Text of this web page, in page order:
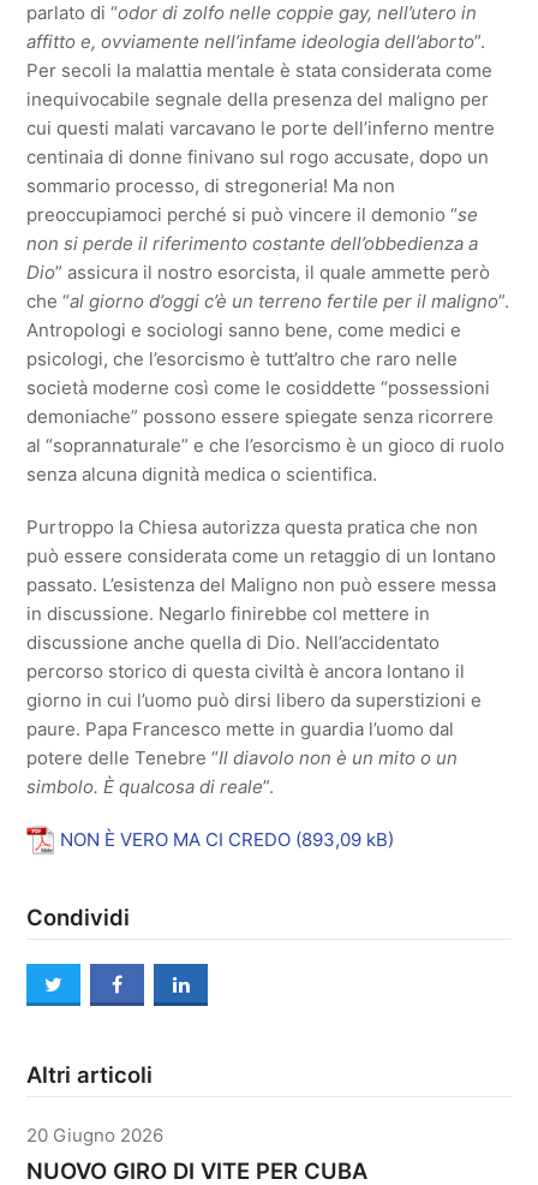
parlato di “odor di zolfo nelle coppie gay, nell’utero in
affitto e, ovviamente nell’infame ideologia dell’aborto”.
Per secoli la malattia mentale è stata considerata come
inequivocabile segnale della presenza del maligno per
cui questi malati varcavano le porte dell’inferno mentre
centinaia di donne finivano sul rogo accusate, dopo un
sommario processo, di stregoneria! Ma non
preoccupiamoci perché si può vincere il demonio “se
non si perde il riferimento costante dell’obbedienza a
Dio” assicura il nostro esorcista, il quale ammette però
che “al giorno d’oggi c’è un terreno fertile per il maligno”.
Antropologi e sociologi sanno bene, come medici e
psicologi, che l’esorcismo è tutt’altro che raro nelle
società moderne così come le cosiddette “possessioni
demoniache” possono essere spiegate senza ricorrere
al “soprannaturale” e che l’esorcismo è un gioco di ruolo
senza alcuna dignità medica o scientifica.
Purtroppo la Chiesa autorizza questa pratica che non
può essere considerata come un retaggio di un lontano
passato. L’esistenza del Maligno non può essere messa
in discussione. Negarlo finirebbe col mettere in
discussione anche quella di Dio. Nell’accidentato
percorso storico di questa civiltà è ancora lontano il
giorno in cui l’uomo può dirsi libero da superstizioni e
paure. Papa Francesco mette in guardia l’uomo dal
potere delle Tenebre “Il diavolo non è un mito o un
simbolo. È qualcosa di reale”.
NON È VERO MA CI CREDO
Condividi
twitter facebooklinkedin
Altri articoli
20 Giugno 2026
NUOVO GIRO DI VITE PER CUBA